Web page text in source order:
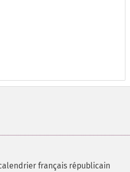
français républicain